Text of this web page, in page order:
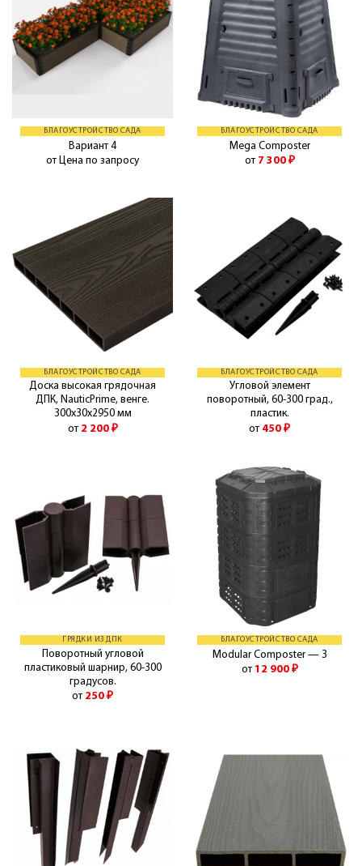
БЛАГОУСТРОЙСТВО САДА
Вариант 4
от Цена по запросу
БЛАГОУСТРОЙСТВО САДА
Mega Composter
от 7 300 ₽
БЛАГОУСТРОЙСТВО САДА
Доска высокая грядочная
ДПК, NauticPrime, венге.
300х30х2950 мм
от 2 200 ₽
БЛАГОУСТРОЙСТВО САДА
Угловой элемент
поворотный, 60-300 град.,
пластик.
от 450 ₽
ГРЯДКИ ИЗ ДПК
Поворотный угловой
пластиковый шарнир, 60-300
градусов.
от 250 ₽
БЛАГОУСТРОЙСТВО САДА
Modular Composter — 3
от 12 900 ₽